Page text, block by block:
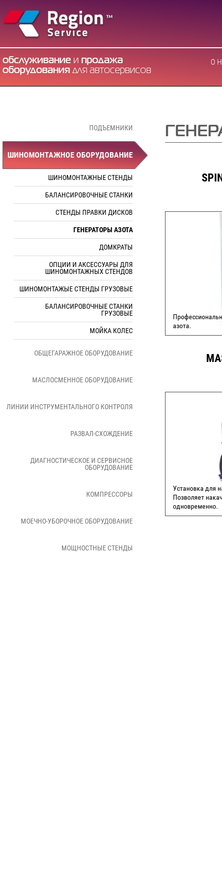
обслуживание ипродажа
оборудования для автосервисов
О
ПОДЪЕМНИКИ
ШИНОМОНТАЖНОЕ ОБОРУДОВАНИЕ
ШИНОМОНТАЖНЫЕ СТЕНДЫ
БАЛАНСИРОВОЧНЫЕ СТАНКИ
СТЕНДЫ ПРАВКИ ДИСКОВ
ГЕНЕРАТОРЫ АЗОТА
ДОМКРАТЫ
ОПЦИИ И АКСЕССУАРЫ ДЛЯ
ШИНОМОНТАЖНЫХ СТЕНДОВ
ШИНОМОНТАЖЫЕ СТЕНДЫ ГРУЗОВЫЕ
БАЛАНСИРОВОЧНЫЕ СТАНКИ
ГРУЗОВЫЕ
МОЙКА КОЛЕС
ОБЩЕГАРАЖНОЕ ОБОРУДОВАНИЕ
МАСЛОСМЕННОЕ ОБОРУДОВАНИЕ
ЛИНИИ ИНСТРУМЕНТАЛЬНОГО КОНТРОЛЯ
РАЗВАЛ-СХОЖДЕНИЕ
ДИАГНОСТИЧЕСКОЕ И СЕРВИСНОЕ
ОБОРУДОВАНИЕ
КОМПРЕССОРЫ
МОЕЧНО-УБОРОЧНОЕ ОБОРУДОВАНИЕ
МОЩНОСТНЫЕ СТЕНДЫ
азота.
Установка для
Позволяет
одновременно.